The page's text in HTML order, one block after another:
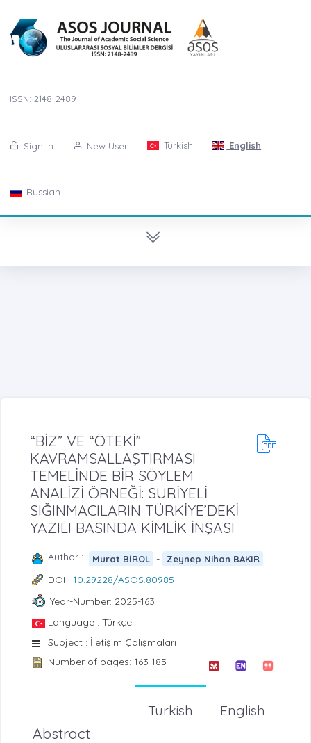
ISSN: 2148-2489
Sign in New User Turkish English
Russian
“BİZ” VE “ÖTEKİ”
KAVRAMSALLAŞTIRMASI
TEMELİNDE BİR SÖYLEM
ANALİZİ ÖRNEĞİ: SURİYELİ
SIĞINMACILARIN TÜRKİYE’DEKİ
YAZILI BASINDA KİMLİK İNŞASI
Author : Murat BİROL - Zeynep Nihan BAKIR
DOI : 10.29228/ASOS.80985
Year-Number: 2025-163
Language : Türkçe
Subject : İletişim Çalışmaları
Number of pages: 163-185
English
Turkish
Abstract